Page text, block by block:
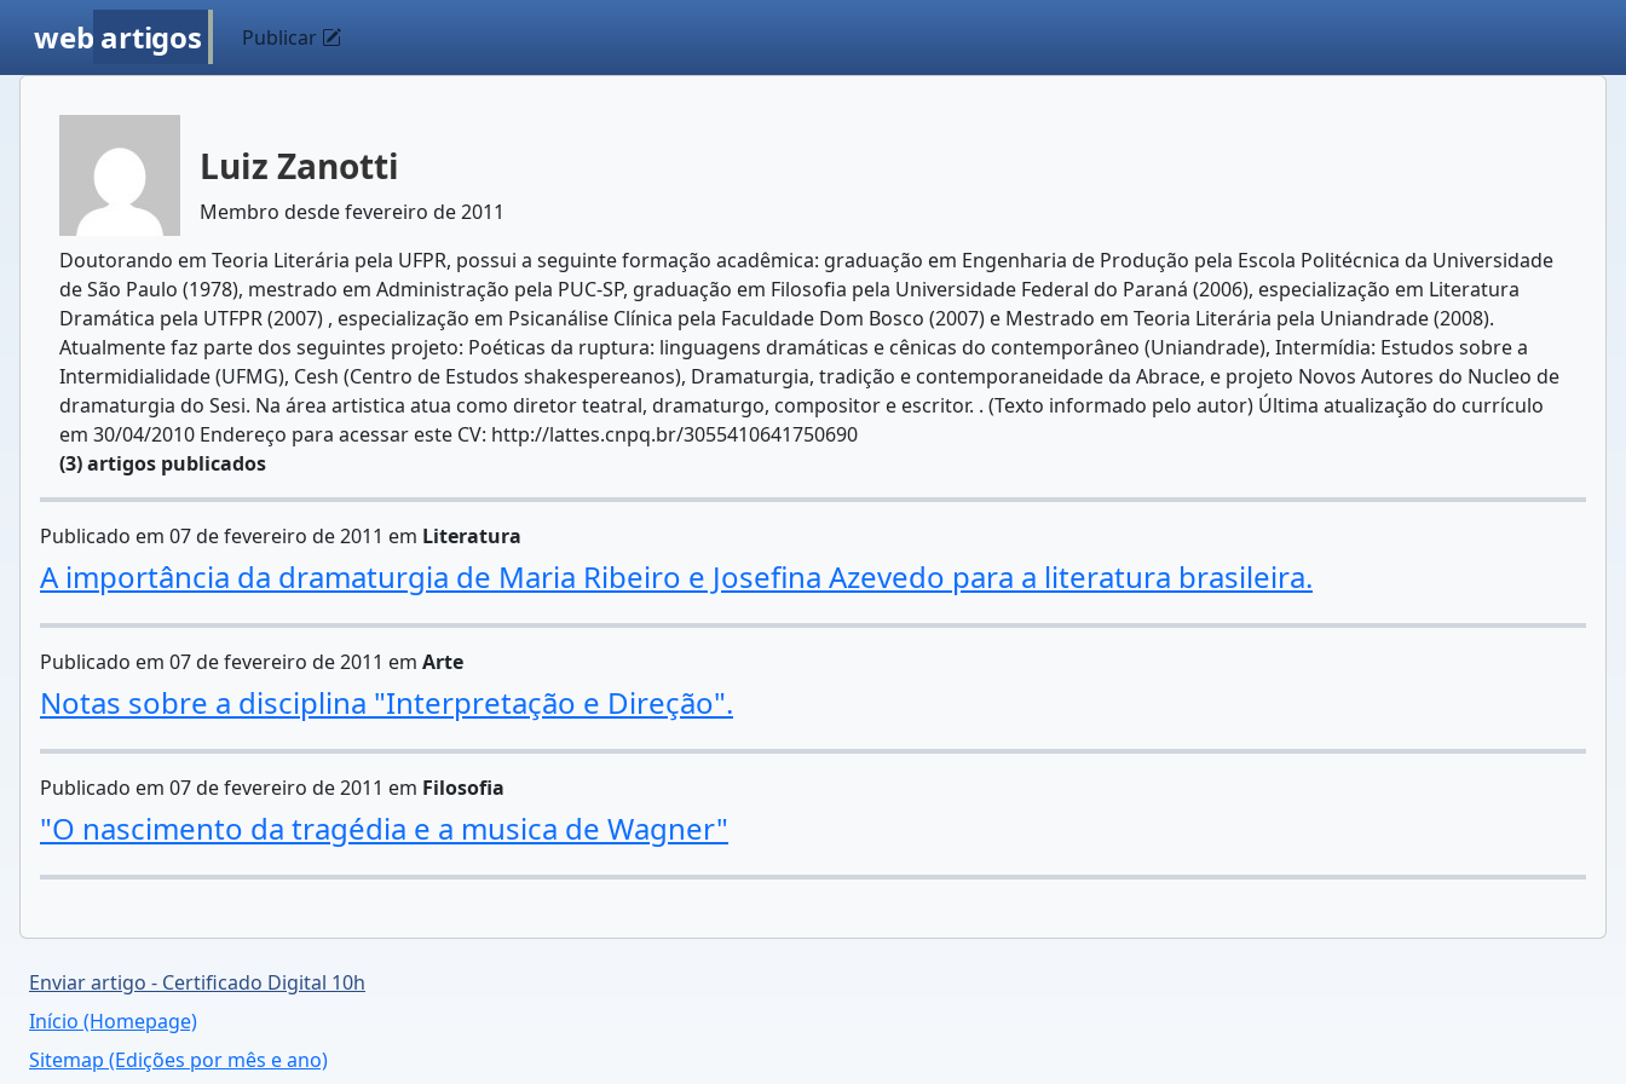
web artigos Publicar
Luiz Zanotti
Membro desde fevereiro de 2011
Doutorando em Teoria Literária pela UFPR, possui a seguinte formação acadêmica: graduação em Engenharia de Produção pela Escola Politécnica da Universidade
de São Paulo (1978), mestrado em Administração pela PUC-SP, graduação em Filosofia pela Universidade Federal do Paraná (2006), especialização em Literatura
Dramática pela UTFPR (2007) , especialização em Psicanálise Clínica pela Faculdade Dom Bosco (2007) e Mestrado em Teoria Literária pela Uniandrade (2008).
Atualmente faz parte dos seguintes projeto: Poéticas da ruptura: linguagens dramáticas e cênicas do contemporâneo (Uniandrade), Intermídia: Estudos sobre a
Intermidialidade (UFMG), Cesh (Centro de Estudos shakespereanos), Dramaturgia, tradição e contemporaneidade da Abrace, e projeto Novos Autores do Nucleo de
dramaturgia do Sesi. Na área artistica atua como diretor teatral, dramaturgo, compositor e escritor. . (Texto informado pelo autor) Última atualização do currículo
em 30/04/2010 Endereço para acessar este CV: http://lattes.cnpq.br/3055410641750690
(3) artigos publicados
Publicado em 07 de fevereiro de 2011 em Literatura
A importância da dramaturgia de Maria Ribeiro e Josefina Azevedo para a literatura brasileira.
Publicado em 07 de fevereiro de 2011 em Arte
Notas sobre a disciplina "Interpretação e Direção".
Publicado em 07 de fevereiro de 2011 em Filosofia
"O nascimento da tragédia e a musica de Wagner"
Enviar artigo - Certificado Digital 10h
Início (Homepage)
Sitemap (Edições por mês e ano)